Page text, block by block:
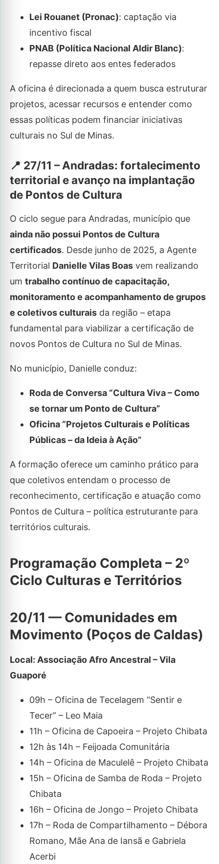
Lei Rouanet (Pronac): captação via
incentivo fiscal
PNAB (Política Nacional Aldir Blanc):
repasse direto aos entes federados
A oficina é direcionada a quem busca estruturar
projetos, acessar recursos e entender como
essas políticas podem financiar iniciativas
culturais no Sul de Minas.
📍 27/11 – Andradas: fortalecimento
territorial e avanço na implantação
de Pontos de Cultura
O ciclo segue para Andradas, município que
ainda não possui Pontos de Cultura
certificados. Desde junho de 2025, a Agente
Territorial Danielle Vilas Boas vem realizando
um trabalho contínuo de capacitação,
monitoramento e acompanhamento de grupos
e coletivos culturais da região – etapa
fundamental para viabilizar a certificação de
novos Pontos de Cultura no Sul de Minas.
No município, Danielle conduz:
Roda de Conversa “Cultura Viva – Como
se tornar um Ponto de Cultura”
Oficina “Projetos Culturais e Políticas
Públicas – da Ideia à Ação”
A formação oferece um caminho prático para
que coletivos entendam o processo de
reconhecimento, certificação e atuação como
Pontos de Cultura – política estruturante para
territórios culturais.
Programação Completa – 2º
Ciclo Culturas e Territórios
20/11 — Comunidades em
Movimento (Poços de Caldas)
Local: Associação Afro Ancestral – Vila
Guaporé
09h – Oficina de Tecelagem “Sentir e
Tecer” – Leo Maia
11h – Oficina de Capoeira – Projeto Chibata
12h às 14h – Feijoada Comunitária
14h – Oficina de Maculelê – Projeto Chibata
15h – Oficina de Samba de Roda – Projeto
Chibata
16h – Oficina de Jongo – Projeto Chibata
17h – Roda de Compartilhamento – Débora
Romano, Mãe Ana de Iansã e Gabriela
Acerbi